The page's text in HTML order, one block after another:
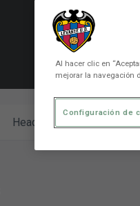
Head to head
Al hacer clic en
mejorar la navegación
Configuración de